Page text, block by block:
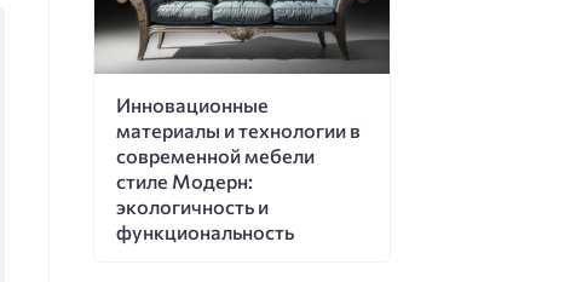
Инновационные
материалы и технологии в
современной мебели
стиле Модерн:
экологичность и
функциональность